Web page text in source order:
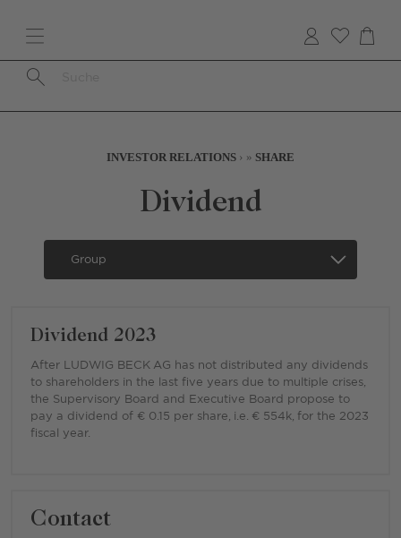
main
content
BreadcrumbINVESTOR RELATIONS SHARE
Dividend
Secondary
Navigation
Mobile
Dividend 2023
After LUDWIG BECK AG has not distributed any dividends
to shareholders in the last five years due to multiple crises,
the Supervisory Board and Executive Board propose to
pay a dividend of € 0.15 per share, i.e. € 554k, for the 2023
fiscal year.
Contact